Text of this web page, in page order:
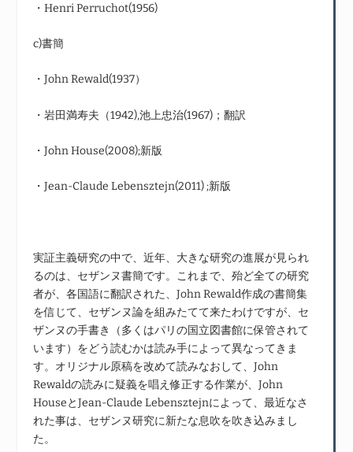
・Henri Perruchot(1956)
c)書簡
・John Rewald(1937）
・岩田満寿夫（1942),池上忠治(1967)；翻訳
・John House(2008);新版
・Jean-Claude Lebensztejn(2011) ;新版
実証主義研究の中で、近年、大きな研究の進展が見られ
るのは、セザンヌ書簡です。これまで、殆ど全ての研究
者が、各国語に翻訳された、John Rewald作成の書簡集
を信じて、セザンヌ論を組みたてて来たわけですが、セ
ザンヌの手書き（多くはパリの国立図書館に保管されて
います）をどう読むかは読み手によって異なってきま
す。オリジナル原稿を改めて読みなおして、John
Rewaldの読みに疑義を唱え修正する作業が、John
HouseとJean-Claude Lebensztejnによって、最近なさ
れた事は、セザンヌ研究に新たな息吹を吹き込みまし
た。